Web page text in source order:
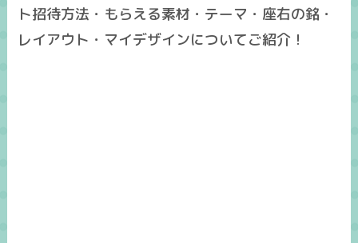
ト招待方法・もらえる素材・テーマ・座右の銘・
レイアウト・マイデザインについてご紹介！